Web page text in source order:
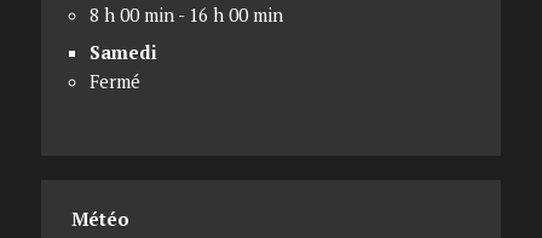
8 h 00 min - 16 h 00 min
Samedi
Fermé
Météo